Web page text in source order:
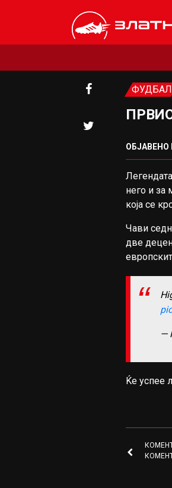
ФУДБАЛ
ОБЈАВЕНО
него и за
која се
Чави
две
—
Ќе успее